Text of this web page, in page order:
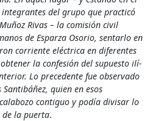
del grupo que practicó
Rivas – la comisión civil
de Esparza Osorio, sentarlo en
corriente eléctrica en diferentes
la confesión del supuesto ilí­
Lo precedente fue observado
quien en esos
contiguo y podí­a divisar lo
la puerta.